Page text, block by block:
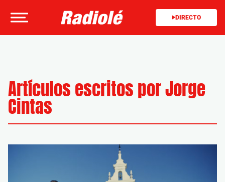
DIRECTO
Artículos escritos por Jorge
Cintas